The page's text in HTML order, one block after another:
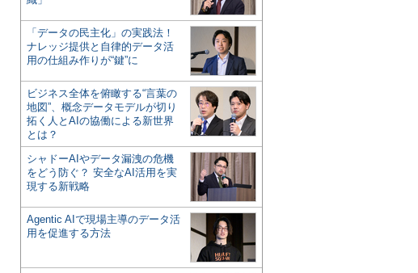
「データの民主化」の実践法！
ナレッジ提供と自律的データ活
用の仕組み作りが“鍵”に
ビジネス全体を俯瞰する“言葉の
地図”、概念データモデルが切り
拓く人とAIの協働による新世界
とは？
シャドーAIやデータ漏洩の危機
をどう防ぐ？ 安全なAI活用を実
現する新戦略
Agentic AIで現場主導のデータ活
用を促進する方法